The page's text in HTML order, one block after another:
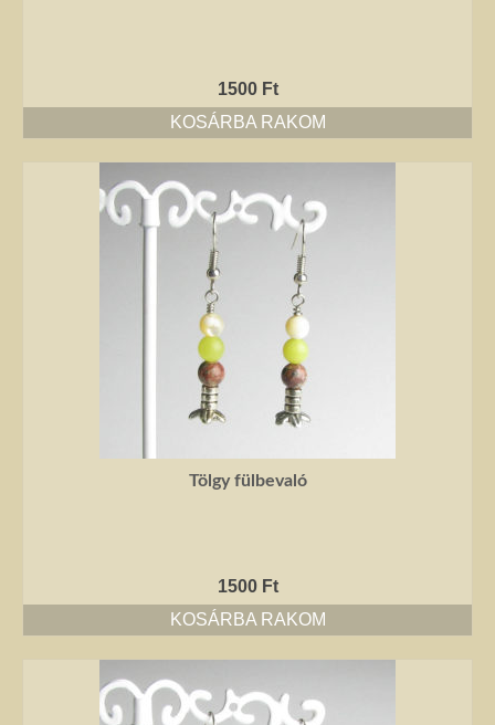
1500 Ft
KOSÁRBA RAKOM
Tölgy fülbevaló
1500 Ft
KOSÁRBA RAKOM